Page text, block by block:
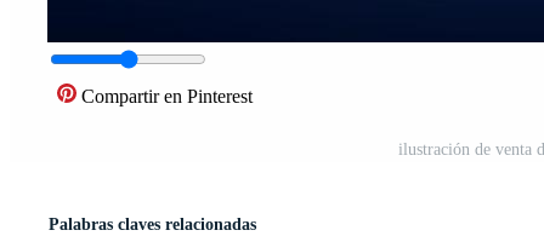
Compartir en Pinterest
ilustración de venta
Palabras claves relacionadas